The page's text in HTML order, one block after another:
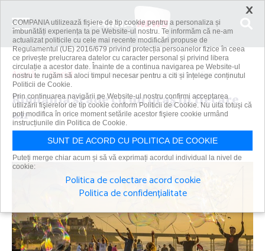
Acasă Social România scade cu un oraş în fiecare an
România scade cu un oraş în fiecare
an
Primanews | 12 oct 2022
×
COMPANIA utilizează fişiere de tip cookie pentru a personaliza și
îmbunătăți experiența ta pe Website-ul nostru. Te informăm că ne-am
actualizat politicile cu cele mai recente modificări propuse de
Regulamentul (UE) 2016/679 privind protecția persoanelor fizice în ceea
ce privește prelucrarea datelor cu caracter personal și privind libera
circulație a acestor date. Înainte de a continua navigarea pe Website-ul
nostru te rugăm să aloci timpul necesar pentru a citi și înțelege conținutul
Politicii de Cookie.
Prin continuarea navigării pe Website-ul nostru confirmi acceptarea
utilizării fişierelor de tip cookie conform Politicii de Cookie. Nu uita totuși că
poți modifica în orice moment setările acestor fişiere cookie urmând
instrucțiunile din Politica de Cookie.
SUNT DE ACORD CU POLITICA DE COOKIE
Puteți merge chiar acum și să vă exprimați acordul individual la nivel de
cookie:
Politica de colectare acord cookie
Politica de confidențialitate